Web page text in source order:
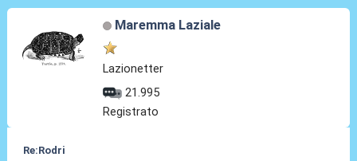
Maremma Laziale
Lazionetter
21.995
Registrato
Re:Rodri